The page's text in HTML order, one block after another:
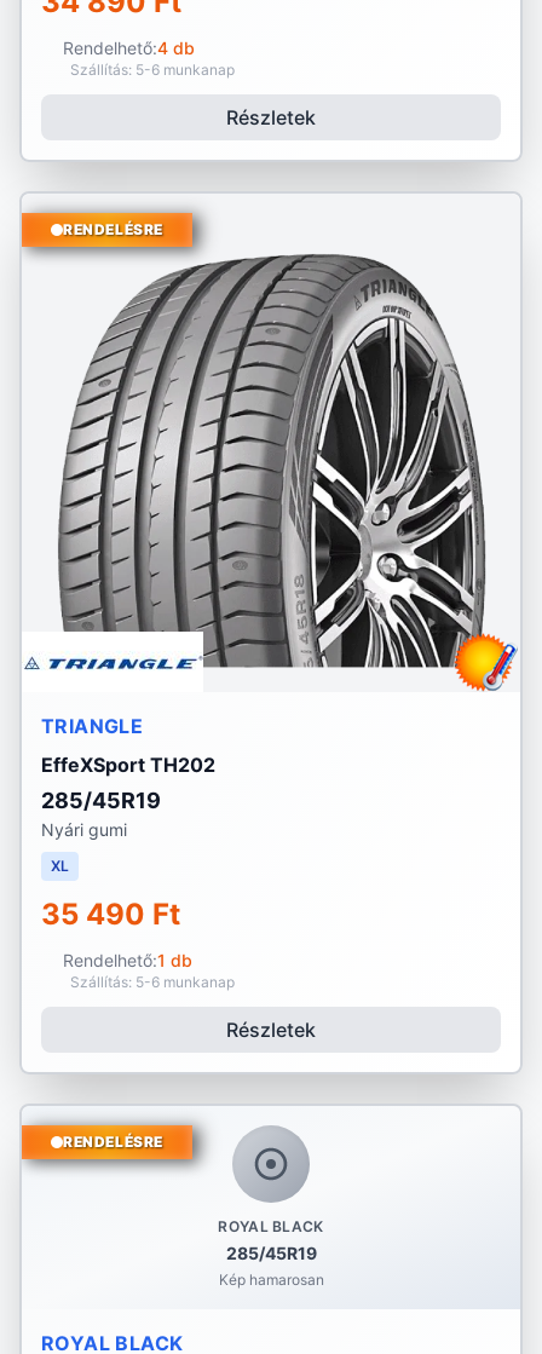
Rendelhető:4 db
Szállítás: 5-6 munkanap
Részletek
RENDELÉSRE
TRIANGLE
EffeXSport TH202
285/45R19
Nyári gumi
XL
35 490 Ft
Rendelhető:1 db
Szállítás: 5-6 munkanap
Részletek
ROYAL BLACK
285/45R19
Kép hamarosan
RENDELÉSRE
ROYAL BLACK